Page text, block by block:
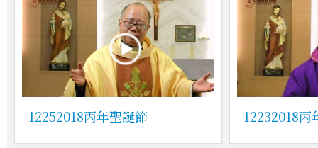
12252018丙年聖誕節 12232018丙